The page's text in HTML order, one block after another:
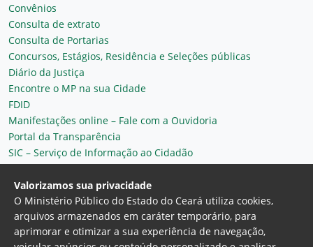
Convênios
Consulta de extrato
Consulta de Portarias
Concursos, Estágios, Residência e Seleções públicas
Diário da Justiça
Encontre o MP na sua Cidade
FDID
Manifestações online – Fale com a Ouvidoria
Portal da Transparência
SIC – Serviço de Informação ao Cidadão
Plantão MP do Ceará
Secretaria Geral
Valorizamos sua privacidade
O Ministério Público do Estado do Ceará utiliza cookies,
arquivos armazenados em caráter temporário, para
aprimorar e otimizar a sua experiência de navegação,